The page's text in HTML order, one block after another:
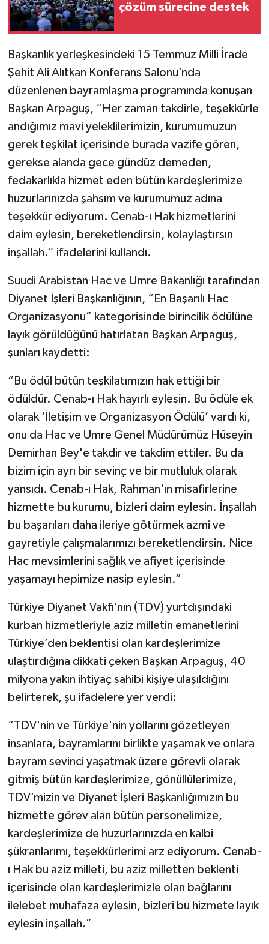
çözüm sürecine destek
Başkanlık yerleşkesindeki 15 Temmuz Milli İrade
Şehit Ali Alıtkan Konferans Salonu’nda
düzenlenen bayramlaşma programında konuşan
Başkan Arpaguş, “Her zaman takdirle, teşekkürle
andığımız mavi yeleklilerimizin, kurumumuzun
gerek teşkilat içerisinde burada vazife gören,
gerekse alanda gece gündüz demeden,
fedakarlıkla hizmet eden bütün kardeşlerimize
huzurlarınızda şahsım ve kurumumuz adına
teşekkür ediyorum. Cenab-ı Hak hizmetlerini
daim eylesin, bereketlendirsin, kolaylaştırsın
inşallah.” ifadelerini kullandı.
Suudi Arabistan Hac ve Umre Bakanlığı tarafından
Diyanet İşleri Başkanlığının, “En Başarılı Hac
Organizasyonu” kategorisinde birincilik ödülüne
layık görüldüğünü hatırlatan Başkan Arpaguş,
şunları kaydetti:
“Bu ödül bütün teşkilatımızın hak ettiği bir
ödüldür. Cenab-ı Hak hayırlı eylesin. Bu ödüle ek
olarak ‘İletişim ve Organizasyon Ödülü’ vardı ki,
onu da Hac ve Umre Genel Müdürümüz Hüseyin
Demirhan Bey'e takdir ve takdim ettiler. Bu da
bizim için ayrı bir sevinç ve bir mutluluk olarak
yansıdı. Cenab-ı Hak, Rahman'ın misafirlerine
hizmette bu kurumu, bizleri daim eylesin. İnşallah
bu başarıları daha ileriye götürmek azmi ve
gayretiyle çalışmalarımızı bereketlendirsin. Nice
Hac mevsimlerini sağlık ve afiyet içerisinde
yaşamayı hepimize nasip eylesin.”
Türkiye Diyanet Vakfı’nın (TDV) yurtdışındaki
kurban hizmetleriyle aziz milletin emanetlerini
Türkiye’den beklentisi olan kardeşlerimize
ulaştırdığına dikkati çeken Başkan Arpaguş, 40
milyona yakın ihtiyaç sahibi kişiye ulaşıldığını
belirterek, şu ifadelere yer verdi:
“TDV'nin ve Türkiye'nin yollarını gözetleyen
insanlara, bayramlarını birlikte yaşamak ve onlara
bayram sevinci yaşatmak üzere görevli olarak
gitmiş bütün kardeşlerimize, gönüllülerimize,
TDV’mizin ve Diyanet İşleri Başkanlığımızın bu
hizmette görev alan bütün personelimize,
kardeşlerimize de huzurlarınızda en kalbi
şükranlarımı, teşekkürlerimi arz ediyorum. Cenab-
ı Hak bu aziz milleti, bu aziz milletten beklenti
içerisinde olan kardeşlerimizle olan bağlarını
ilelebet muhafaza eylesin, bizleri bu hizmete layık
eylesin inşallah.”